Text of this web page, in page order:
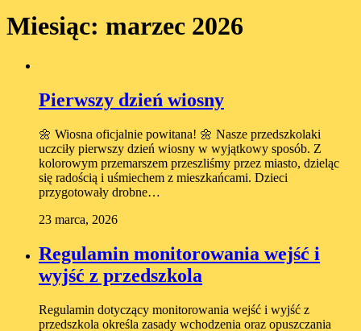
Miesiąc: marzec 2026
Pierwszy dzień wiosny
🌼 Wiosna oficjalnie powitana! 🌼 Nasze przedszkolaki
uczciły pierwszy dzień wiosny w wyjątkowy sposób. Z
kolorowym przemarszem przeszliśmy przez miasto, dzieląc
się radością i uśmiechem z mieszkańcami. Dzieci
przygotowały drobne…
23 marca, 2026
Regulamin monitorowania wejść i
wyjść z przedszkola
Regulamin dotyczący monitorowania wejść i wyjść z
przedszkola określa zasady wchodzenia oraz opuszczania